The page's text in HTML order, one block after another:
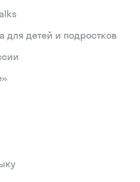
детей и подростков